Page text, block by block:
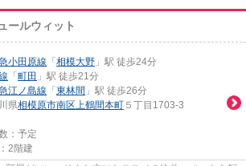
ールウィット
小田原線 「 相模大野 」駅 徒歩24分
「 町田 」駅 徒歩21分
江ノ島線 「 東林間 」駅 徒歩26分
県相模原市南区上鶴間本町 ５丁目1703-3
：予定
2階建